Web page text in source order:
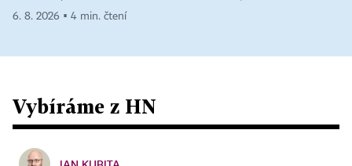
6. 8. 2026 ▪ 4 min. čtení
Vybíráme z HN